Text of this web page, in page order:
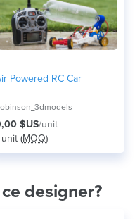
Powered RC Car
$US/unit
unit (MOQ)
designer?